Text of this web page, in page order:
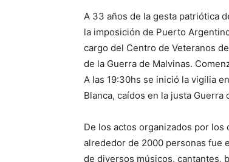
A 33 años de la gesta patriótica
la imposición de Puerto
cargo del Centro de Veteranos
de la Guerra de Malvinas.
A las 19:30hs se inició la vigilia
Blanca, caídos en la justa Guerra
De los actos organizados por los
alrededor de 2000 personas fue
de diversos músicos, cantantes,